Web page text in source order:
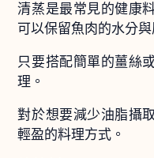
清蒸是最常見的健康
可以保留魚肉的水分
只要搭配簡單的薑絲
理。
對於想要減少油脂攝
輕盈的料理方式。